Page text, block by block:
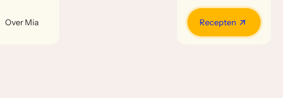
Over Mia Recepten